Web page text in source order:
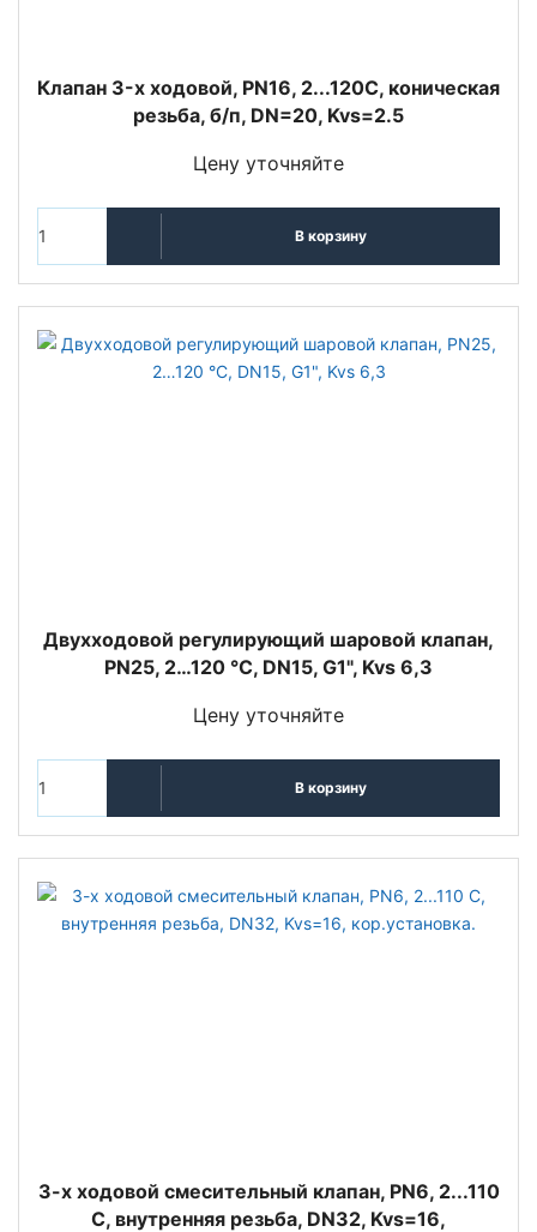
Клапан 3-x ходовой, PN16, 2...120С, коническая
резьба, б/п, DN=20, Kvs=2.5
Цену уточняйте
В корзину
Двухходовой регулирующий шаровой клапан,
PN25, 2…120 °C, DN15, G1", Kvs 6,3
Цену уточняйте
В корзину
3-х ходовой смесительный клапан, PN6, 2...110
С, внутренняя резьба, DN32, Kvs=16,